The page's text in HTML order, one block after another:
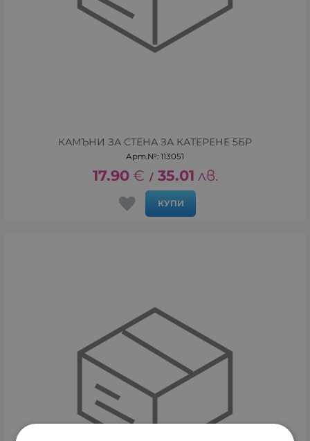
КАМЪНИ ЗА СТЕНА ЗА КАТЕРЕНЕ 5БР
Арт.№: 113051
17.90 € / 35.01 лв.
КУПИ